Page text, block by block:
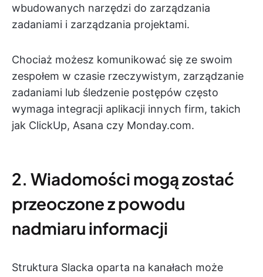
wbudowanych narzędzi do zarządzania
zadaniami i zarządzania projektami.
Chociaż możesz komunikować się ze swoim
zespołem w czasie rzeczywistym, zarządzanie
zadaniami lub śledzenie postępów często
wymaga integracji aplikacji innych firm, takich
jak ClickUp, Asana czy Monday.com.
2. Wiadomości mogą zostać
przeoczone z powodu
nadmiaru informacji
Struktura Slacka oparta na kanałach może